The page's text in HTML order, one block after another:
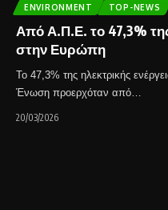
ENVIRONMENT TOP-NEWS
Από Α.Π.Ε. το 47,3%
στην Ευρώπη
Το 47,3% της ηλεκτρικής
Ένωση προερχόταν από…
20/03/2026